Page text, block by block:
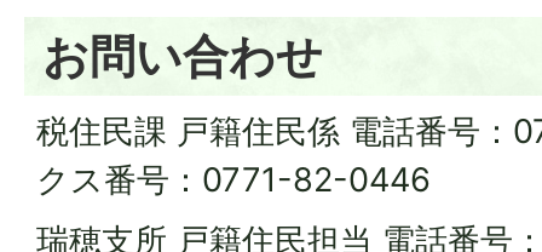
お問い合わせ
税住民課 戸籍住民係 電話番号
クス番号：0771-82-0446
瑞穂支所 戸籍住民担当 電話番